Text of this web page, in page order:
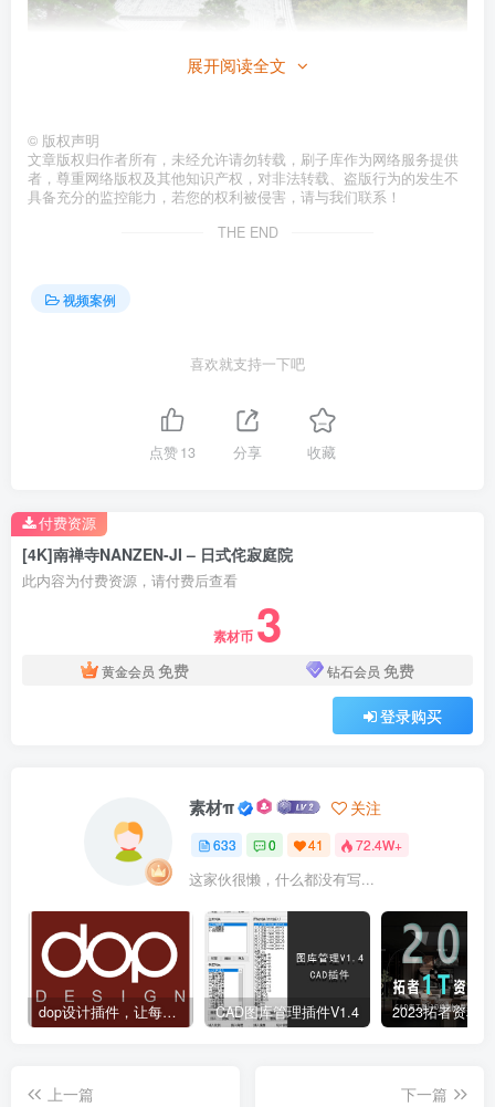
展开阅读全文
© 版权声明
文章版权归作者所有，未经允许请勿转载，刷子库作为网络服务提供
者，尊重网络版权及其他知识产权，对非法转载、盗版行为的发生不
具备充分的监控能力，若您的权利被侵害，请与我们联系！
THE END
视频案例
喜欢就支持一下吧
点赞13 分享 收藏
[4K]南禅寺NANZEN-JI – 日式侘寂庭院
此内容为付费资源，请付费后查看
素材币 3
黄金会员 免费 钻石会员 免费
登录购买
付费资源
素材π 关注
633 0 41 72.4W+
这家伙很懒，什么都没有写...
dop设计插件，让每个设计师都能享受到CAD制图的乐趣 CAD图库管理插件V1.4
上一篇 下一篇